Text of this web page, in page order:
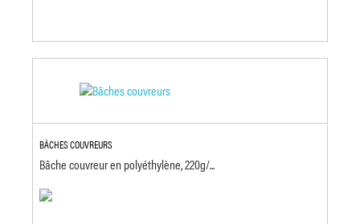
BÂCHES COUVREURS
Bâche couvreur en polyéthylène, 220g/...